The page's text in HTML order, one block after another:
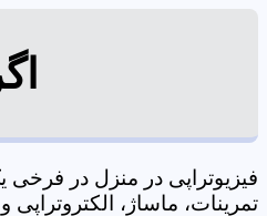
فیزیوتراپی در منزل در
تمرینات، ماساژ، الکتروتراپی و سایر